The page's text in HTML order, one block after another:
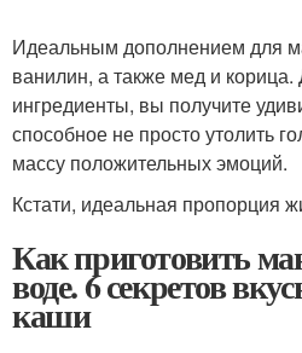
Идеальным дополнением для
ванилин, а также мед и корица.
ингредиенты, вы получите
способное не просто утолить
массу положительных эмоций.
Кстати, идеальная пропорция
Как приготовить
воде. 6 секретов
каши